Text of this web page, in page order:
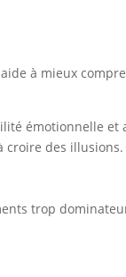
à mieux
émotionnelle
des
trop